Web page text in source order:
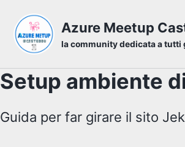
Azure Meetup
la community dedicata a tutti
Setup ambiente
Guida per far girare il sito